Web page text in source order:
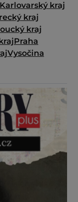
Karlovarský kraj
kraj
kraj
Praha
Vysočina